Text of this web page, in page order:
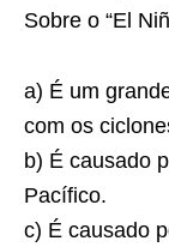
Sobre o “El
a) É um
com os
b) É causado
Pacífico.
c) É causado